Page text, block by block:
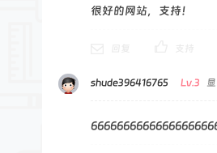
很好的网站，支持！
shude396416765 Lv.3